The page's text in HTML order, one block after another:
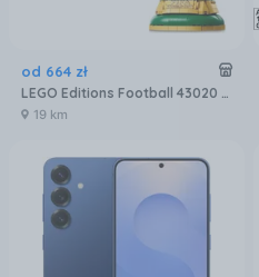
od 664 zł
LEGO Editions Football 43020 Oficjalny Puchar Świata FIFA
19 km